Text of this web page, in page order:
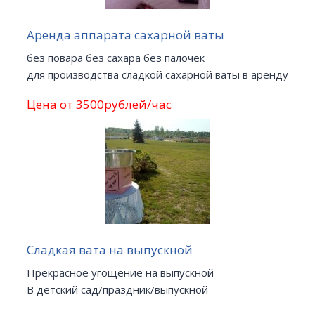
Аренда аппарата сахарной ваты
без повара без сахара без палочек
для производства сладкой сахарной ваты в аренду
Цена от 3500рублей/час
Сладкая вата на выпускной
Прекрасное угощение на выпускной
В детский сад/праздник/выпускной